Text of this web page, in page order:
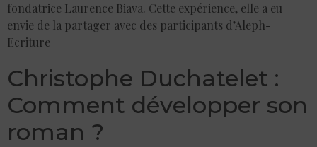
fondatrice Laurence Biava. Cette expérience, elle a eu
envie de la partager avec des participants d’Aleph-
Ecriture
Christophe Duchatelet :
Comment développer son
roman ?